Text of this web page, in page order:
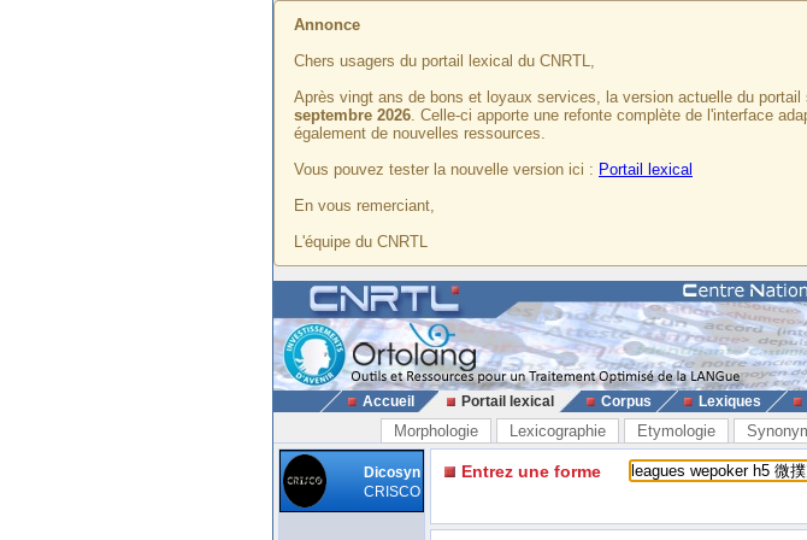
Annonce
Chers usagers du portail lexical du CNRTL,
Après vingt ans de bons et loyaux services, la version actuelle du
septembre 2026. Celle-ci apporte une refonte complète de l'interface
également de nouvelles ressources.
Vous pouvez tester la nouvelle version ici : Portail lexical
En vous remerciant,
L'équipe du CNRTL
Accueil Portail lexical Corpus Lexiques
Morphologie Lexicographie Etymologie
Dicosyn
CRISCO
Entrez une forme